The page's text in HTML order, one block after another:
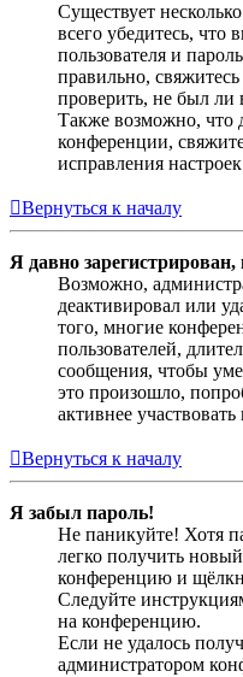
Существует
всего убедитесь, что
пользователя и
правильно,
проверить, не был ли
Также возможно, что
конференции,
исправления
Вернуться к началу
Я давно
Возможно,
деактивировал или
того, многие
пользователей,
сообщения, чтобы
это произошло,
активнее
Вернуться к началу
Я забыл пароль!
Не паникуйте! Хотя
легко получить
конференцию и
Следуйте
на конференцию.
Если не удалось
администратором